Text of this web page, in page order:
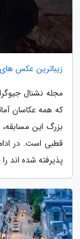
زیباترین عکس
مجله نشنال
که همه عکاسان
بزرگ این
پذیرفته شده اند